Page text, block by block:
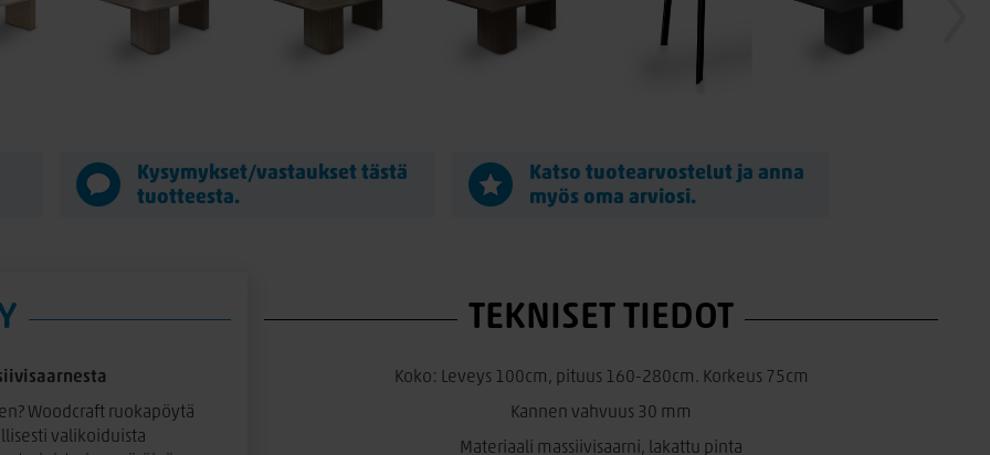
Kysymykset/vastaukset tästä
tuotteesta.
Katso tuotearvostelut ja anna
myös oma arviosi.
Woodcraft ruokapöytä
valikoiduista
TEKNISET TIEDOT
Koko: Leveys 100cm, pituus 160-280cm. Korkeus 75cm
Kannen vahvuus 30 mm
Materiaali massiivisaarni, lakattu pinta